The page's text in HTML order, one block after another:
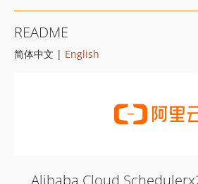
1.8.850
1.8.849
README
简体中文 | English